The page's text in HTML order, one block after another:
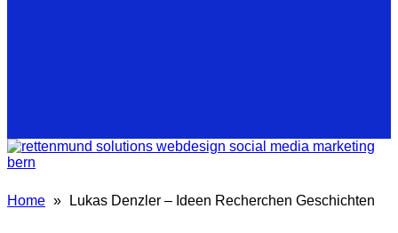
Home » Lukas Denzler – Ideen Recherchen Geschichten